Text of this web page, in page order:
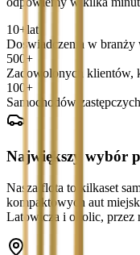
10+ lat
Doświadczenia w branży
500+
Zadowolonych klientów,
100+
Samochodów
Największy wybór
Nasza flota to kilkaset
kompaktowych aut
Latowicza i okolic, przez